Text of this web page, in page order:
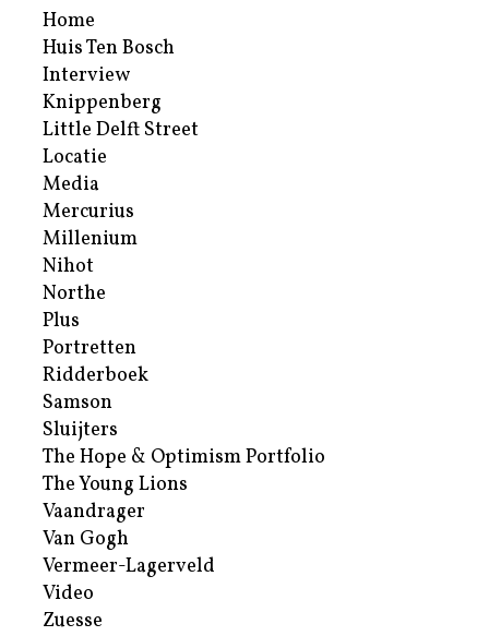
Home
Huis Ten Bosch
Interview
Knippenberg
Little Delft Street
Locatie
Media
Mercurius
Millenium
Nihot
Northe
Plus
Portretten
Ridderboek
Samson
Sluijters
The Hope & Optimism Portfolio
The Young Lions
Vaandrager
Van Gogh
Vermeer-Lagerveld
Video
Zuesse